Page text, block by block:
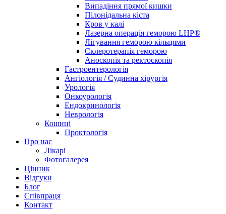
Випадіння прямої кишки
Пілонідальна кіста
Кров у калі
Лазерна операція геморою LHP®
Лігування геморою кільцями
Склеротерапія геморою
Аноскопія та ректоскопія
Гастроентерологія
Ангіологія / Судинна хірургія
Урологія
Онкоурологія
Ендокринологія
Неврологія
Кошиці
Проктологія
Про нас
Лікарі
Фотогалерея
Цінник
Відгуки
Блог
Співпраця
Контакт